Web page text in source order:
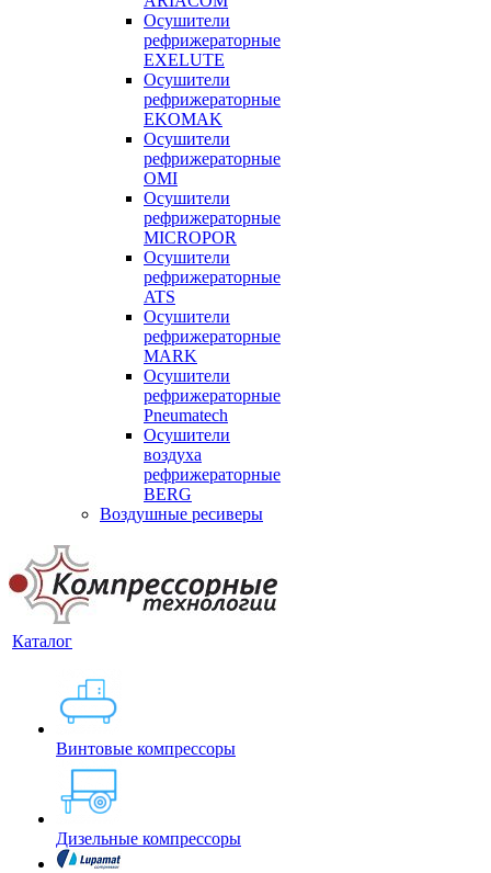
Осушители
рефрижераторные
EXELUTE
Осушители
рефрижераторные
EKOMAK
Осушители
рефрижераторные
OMI
Осушители
рефрижераторные
MICROPOR
Осушители
рефрижераторные
ATS
Осушители
рефрижераторные
MARK
Осушители
рефрижераторные
Pneumatech
Осушители
воздуха
рефрижераторные
BERG
Воздушные ресиверы
Каталог
Винтовые компрессоры
Дизельные компрессоры